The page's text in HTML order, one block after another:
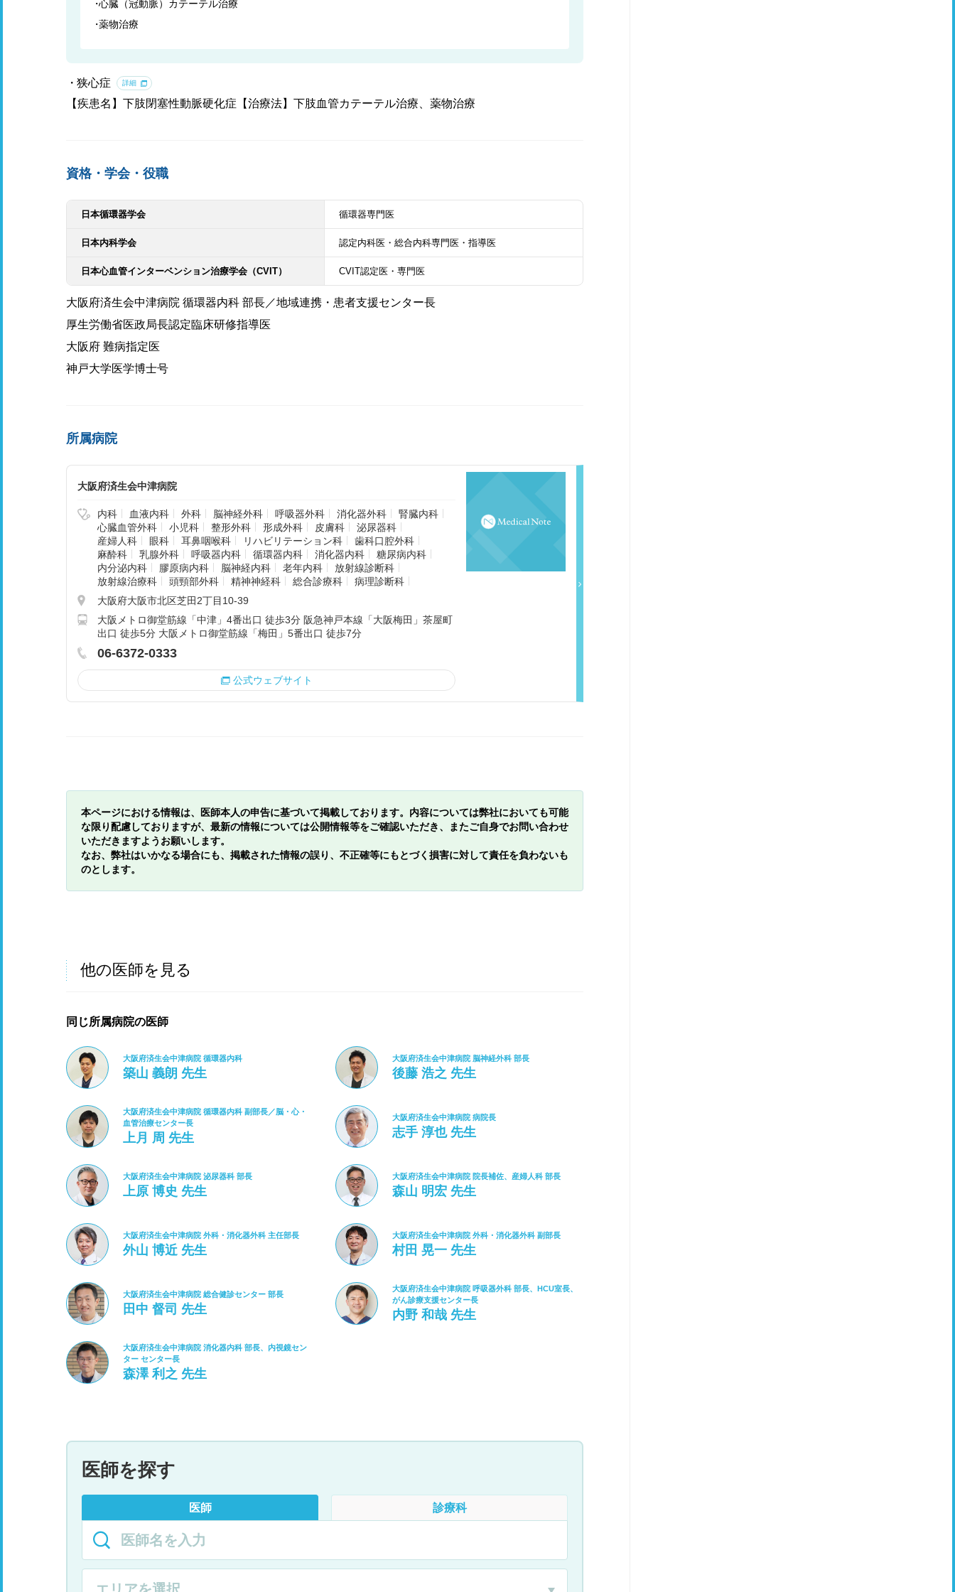
心臓（冠動脈）カテーテル治療
薬物治療
狭心症 詳細
【疾患名】下肢閉塞性動脈硬化症【治療法】下肢血管カテーテル治療、薬物治療
資格・学会・役職
日本循環器学会 循環器専門医
日本内科学会 認定内科医・総合内科専門医・指導医
日本心血管インターベンション治療学会（CVIT） CVIT認定医・専門医
大阪府済生会中津病院 循環器内科 部長／地域連携・患者支援センター長
厚生労働省医政局長認定臨床研修指導医
大阪府 難病指定医
神戸大学医学博士号
所属病院
大阪府済生会中津病院
内科 血液内科 外科 脳神経外科 呼吸器外科 消化器外科
腎臓内科
心臓血管外科
小児科 整形外科 形成外科 皮膚科
泌尿器科
産婦人科
眼科 耳鼻咽喉科 リハビリテーション科
歯科口腔外科
麻酔科
乳腺外科 呼吸器内科 循環器内科 消化器内科
糖尿病内科
内分泌内科
膠原病内科 脳神経内科 老年内科
放射線診断科
放射線治療科
頭頸部外科 精神神経科 総合診療科
病理診断科
大阪府大阪市北区芝田2丁目10-39
大阪メトロ御堂筋線「中津」4番出口 徒歩3分 阪急神戸本線「大阪梅田」茶屋町
出口 徒歩5分 大阪メトロ御堂筋線「梅田」5番出口 徒歩7分
06-6372-0333
公式ウェブサイト
本ページにおける情報は、医師本人の申告に基づいて掲載しております。内容については弊社においても可能
な限り配慮しておりますが、最新の情報については公開情報等をご確認いただき、またご自身でお問い合わせ
いただきますようお願いします。
なお、弊社はいかなる場合にも、掲載された情報の誤り、不正確等にもとづく損害に対して責任を負わないも
のとします。
他の医師を見る
同じ所属病院の医師
大阪府済生会中津病院 循環器内科
築山 義朗 先生
大阪府済生会中津病院 脳神経外科 部長
後藤 浩之 先生
大阪府済生会中津病院 循環器内科 副部長／脳・心・
血管治療センター長
上月 周 先生
大阪府済生会中津病院 病院長
志手 淳也 先生
大阪府済生会中津病院 泌尿器科 部長
上原 博史 先生
大阪府済生会中津病院 院長補佐、産婦人科 部長
森山 明宏 先生
大阪府済生会中津病院 外科・消化器外科 主任部長
外山 博近 先生
大阪府済生会中津病院 外科・消化器外科 副部長
村田 晃一 先生
大阪府済生会中津病院 総合健診センター 部長
田中 督司 先生
大阪府済生会中津病院 呼吸器外科 部長、HCU室長、
がん診療支援センター長
内野 和哉 先生
大阪府済生会中津病院 消化器内科 部長、内視鏡セン
ター センター長
森澤 利之 先生
医師を探す
医師 診療科